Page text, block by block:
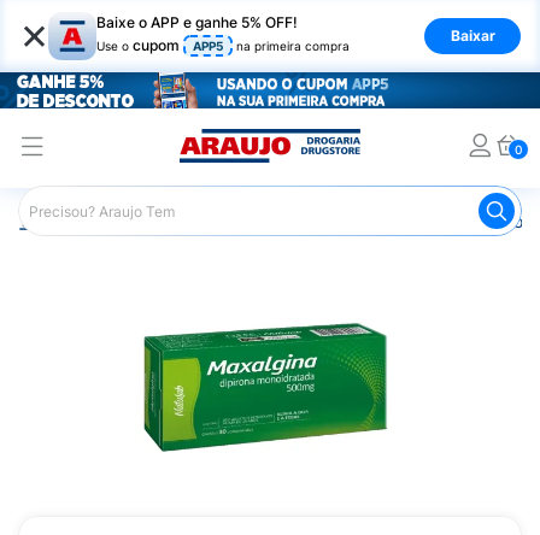
× Baixe o APP e ganhe 5% OFF!
Use o cupom APP5 na primeira compra
Baixar
0
Araujo Medicamentos Remédio